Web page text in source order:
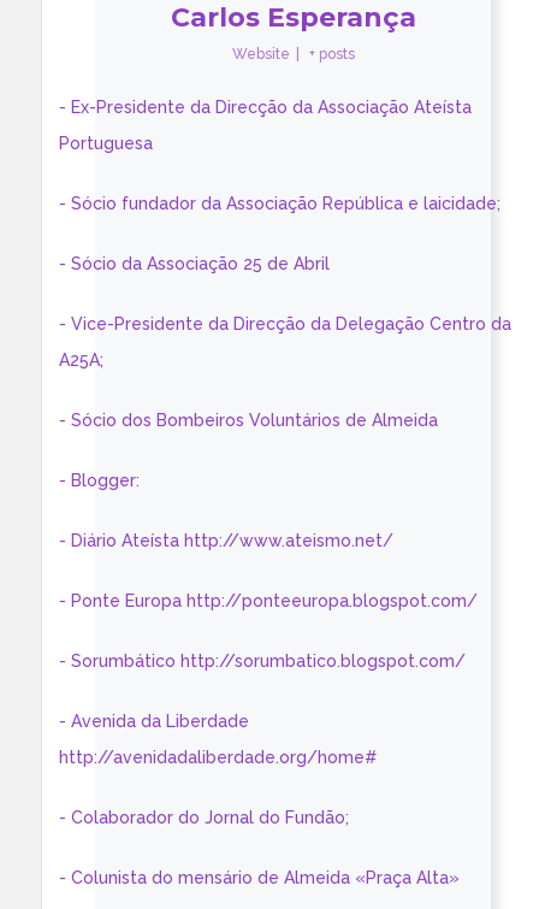
Carlos Esperança
Website + posts
- Ex-Presidente da Direcção da Associação Ateísta
Portuguesa
- Sócio fundador da Associação República e laicidade;
- Sócio da Associação 25 de Abril
- Vice-Presidente da Direcção da Delegação Centro da
A25A;
- Sócio dos Bombeiros Voluntários de Almeida
- Blogger:
- Diário Ateísta http://www.ateismo.net/
- Ponte Europa http://ponteeuropa.blogspot.com/
- Sorumbático http://sorumbatico.blogspot.com/
- Avenida da Liberdade
http://avenidadaliberdade.org/home#
- Colaborador do Jornal do Fundão;
- Colunista do mensário de Almeida «Praça Alta»